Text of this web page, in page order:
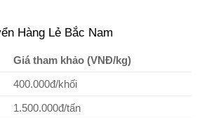
Hàng Lẻ Bắc Nam
Giá tham khảo (VNĐ/kg)
400.000đ/khối
1.500.000đ/tấn